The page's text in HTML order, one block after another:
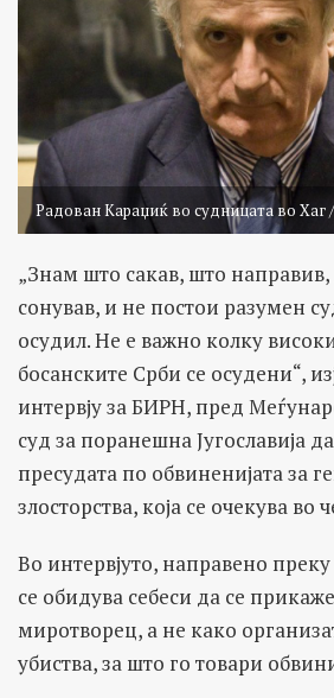
Радован Караџиќ во судницата во
„Знам што сакав, што
сонував, и не постои разумен
осудил. Не е важно колку
босанските Срби се осудени“,
интервју за БИРН, пред
суд за поранешна Југославија
пресудата по обвиненијата за
злосторства, која се очекува во
Во интервјуто, направено
се обидува себеси да се
миротворец, а не како
убиства, за што го товари